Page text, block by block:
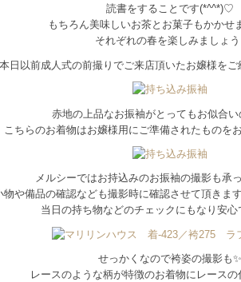
読書をすることです(*^^*)♡
もちろん美味しいお茶とお菓子もかかせ
それぞれの春を楽しみましょ
本日以前成人式の前撮りでご来店頂いたお嬢様を
赤地の上品なお振袖がとってもお似合い
こちらのお着物はお嬢様用にご準備されたものを
メルシーではお持込みのお振袖の撮影も承
物や備品の確認なども撮影時に確認させて頂きま
当日の持ち物などのチェックにもなり安心
せっかくなので袴姿の撮影も✨
レースのような柄が特徴のお着物にレース